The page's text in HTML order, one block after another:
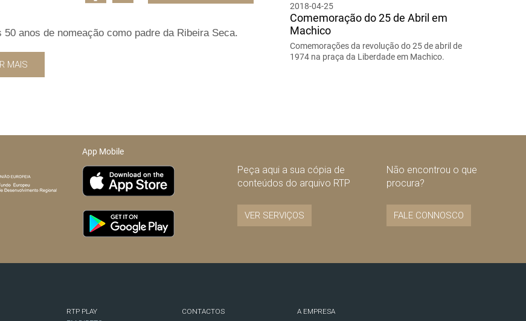
anos de nomeação como padre da Ribeira Seca.
MAIS
2018-04-25
Comemoração do 25 de Abril em
Machico
Comemorações da revolução do 25 de abril de
1974 na praça da Liberdade em Machico.
App Mobile
Peça aqui a sua cópia de
conteúdos do arquivo RTP
VER SERVIÇOS
Não encontrou o que
procura?
FALE CONNOSCO
RTP PLAY
CONTACTOS
A EMPRESA